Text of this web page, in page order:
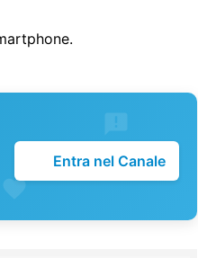
Entra nel Canale